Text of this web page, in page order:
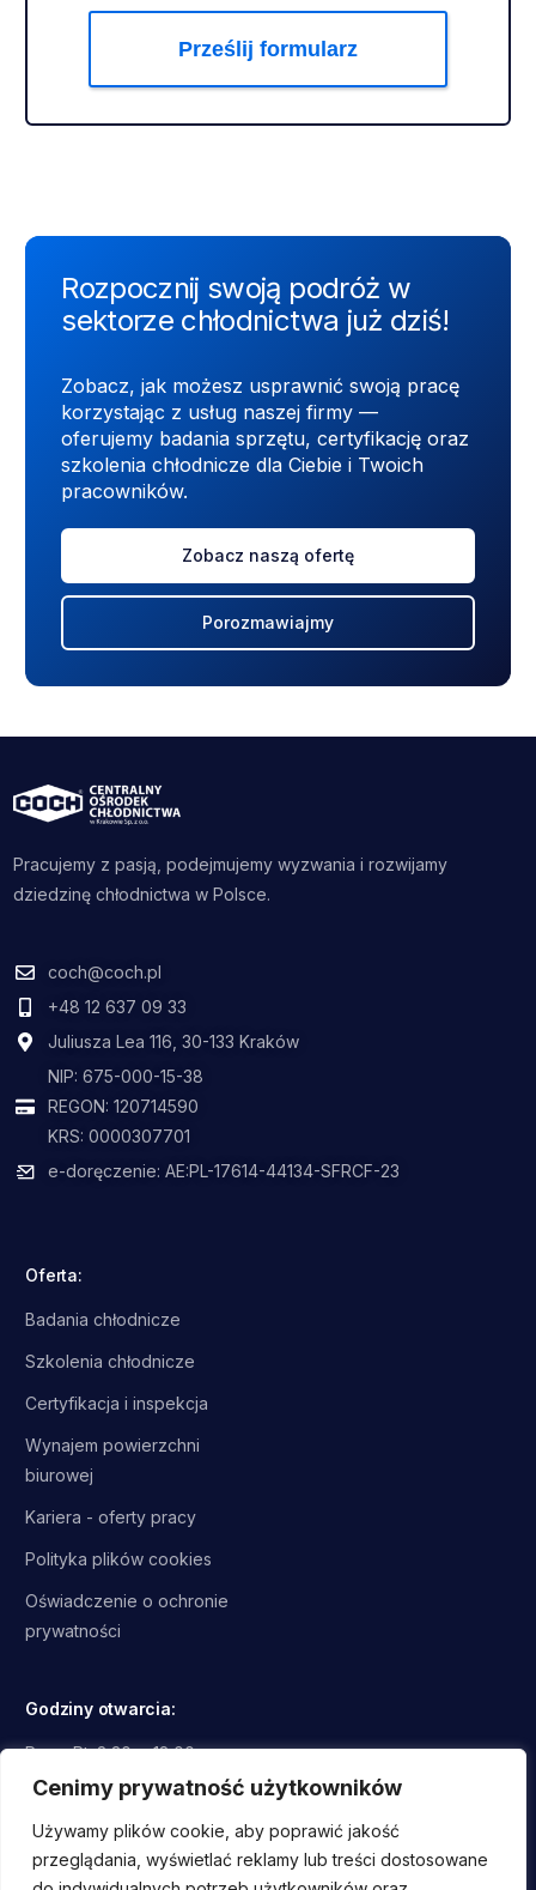
Cenimy prywatność użytkowników
Używamy plików cookie, aby poprawić jakość
przeglądania, wyświetlać reklamy lub treści dostosowane
Prześlij formularz
Rozpocznij swoją podróż w
sektorze chłodnictwa już dziś!
Zobacz, jak możesz usprawnić swoją pracę
korzystając z usług naszej firmy —
oferujemy badania sprzętu, certyfikację oraz
szkolenia chłodnicze dla Ciebie i Twoich
pracowników.
Zobacz naszą ofertę
Porozmawiajmy
Pracujemy z pasją, podejmujemy wyzwania i rozwijamy
dziedzinę chłodnictwa w Polsce.
coch@coch.pl
+48 12 637 09 33
Juliusza Lea 116, 30-133 Kraków
NIP: 675-000-15-38
REGON: 120714590
KRS: 0000307701
e-doręczenie: AE:PL-17614-44134-SFRCF-23
Oferta:
Badania chłodnicze
Szkolenia chłodnicze
Certyfikacja i inspekcja
Wynajem powierzchni
biurowej
Kariera - oferty pracy
Polityka plików cookies
Oświadczenie o ochronie
prywatności
Godziny otwarcia:
Pon - Pt: 8.30 - 18.00
Sob, Nd: Zamknięte